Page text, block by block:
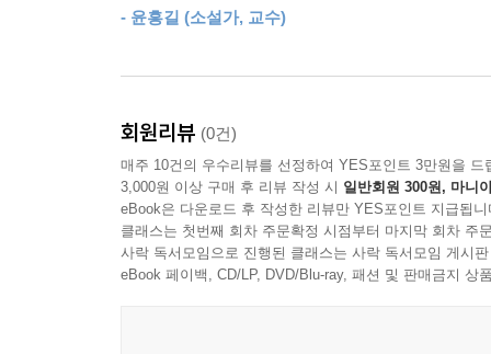
--- p.262
여자가 처음이자 마지막으로 권력을 잡아보는 때
--- p.366
아이와 누각에 걸터앉아 신우대 숲을 가르고 온
이 땅을 한번 돌아보기로, 차가 갈 수 있는 곳은
- 윤흥길 (소설가, 교수)
회원리뷰 (0건)
매주 10건의 우수리뷰를 선정하여 YES포인트 3만원을 드
3,000원 이상 구매 후 리뷰 작성 시 일반회원 300원, 마니
eBook은 다운로드 후 작성한 리뷰만 YES포인트 지급됩니
클래스는 첫번째 회차 주문확정 시점부터 마지막 회차 주
사락 독서모임으로 진행된 클래스는 사락 독서모임 게시
eBook 페이백, CD/LP, DVD/Blu-ray, 패션 및 판매금지 상